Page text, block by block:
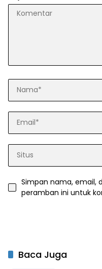
Simpan nama, email,
peramban ini untuk
Baca Juga